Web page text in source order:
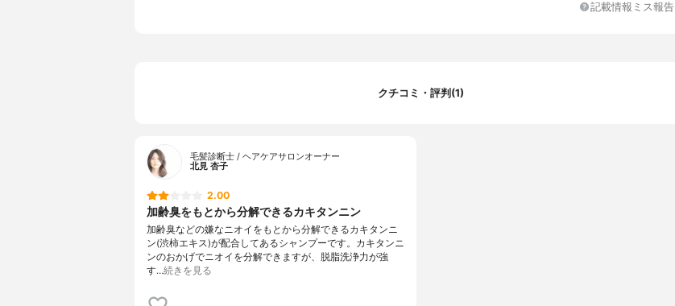
スガム、センブリエキス、カンゾウ根エキス、チンピエキス、オタネニンジン
キストリン、BG、乳酸Na、硫酸(Al/K)、フェノキシエタノール、エタノール、
記載情報ミス報告
クチコミ・評判(1)
毛髪診断士 / ヘアケアサロンオーナー
北見 杏子
2.00
加齢臭をもとから分解できるカキタンニン
加齢臭などの嫌なニオイをもとから分解できるカキタンニ
ン(渋柿エキス)が配合してあるシャンプーです。カキタンニ
ンのおかげでニオイを分解できますが、脱脂洗浄力が強
す…続きを見る